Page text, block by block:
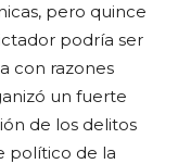
pero quince
podría ser
con razones
un fuerte
de los delitos
político de la